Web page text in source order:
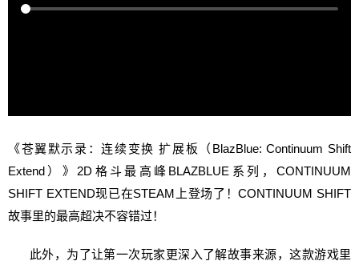
《苍翼默示录：连续变换 扩展板（BlazBlue: Continuum Shift
Extend）》2D格斗最高峰BLAZBLUE系列，CONTINUUM
SHIFT EXTEND现已在STEAM上登场了！CONTINUUM SHIFT
故事里的最高超决不容错过！
此外，为了让第一次玩家更深入了解故事来源，这款游戏里